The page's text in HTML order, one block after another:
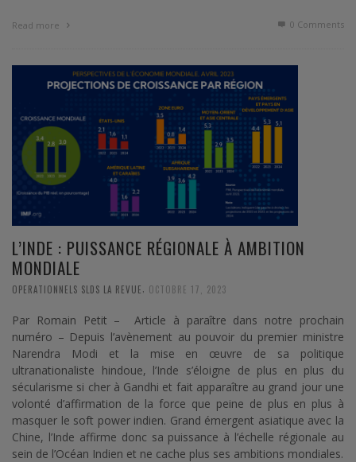
Read more 0 Comments
L’INDE : PUISSANCE RÉGIONALE À AMBITION
MONDIALE
OPERATIONNELS SLDS LA REVUE OCTOBRE 17, 2023
Par Romain Petit – Article à paraître dans notre prochain
numéro – Depuis l’avènement au pouvoir du premier ministre
Narendra Modi et la mise en œuvre de sa politique
ultranationaliste hindoue, l’Inde s’éloigne de plus en plus du
sécularisme si cher à Gandhi et fait apparaître au grand jour une
volonté d’affirmation de la force que peine de plus en plus à
masquer le soft power indien. Grand émergent asiatique avec la
Chine, l’Inde affirme donc sa puissance à l’échelle régionale au
sein de l’Océan Indien et ne cache plus ses ambitions mondiales.